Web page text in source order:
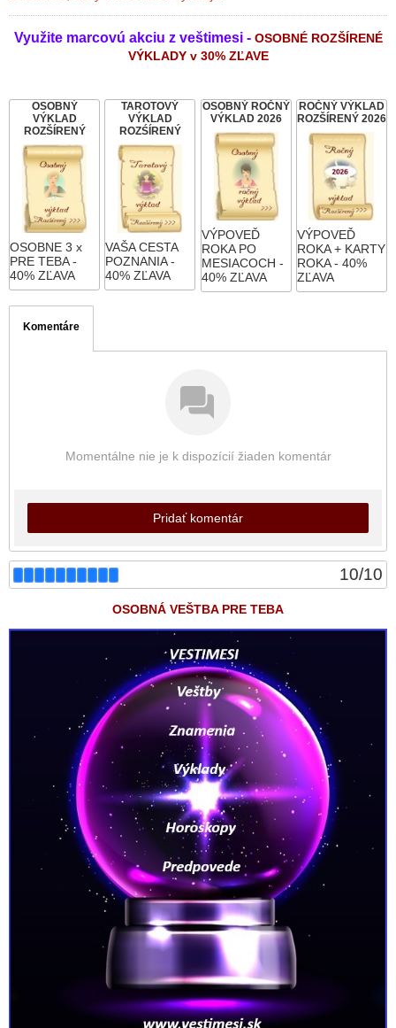
10/10
OSOBNÁ VEŠTBA PRE TEBA
Využite marcovú akciu z veštimesi - OSOBNÉ ROZŠÍRENÉ
VÝKLADY v 30% ZĽAVE
OSOBNÝ
VÝKLAD
ROZŠÍRENÝ
OSOBNE 3 x
PRE TEBA -
40% ZĽAVA
TAROTOVÝ
VÝKLAD
ROZŚÍRENÝ
VAŠA CESTA
POZNANIA -
40% ZĽAVA
OSOBNÝ ROČNÝ
VÝKLAD 2026
VÝPOVEĎ
ROKA PO
MESIACOCH -
40% ZĽAVA
ROČNÝ VÝKLAD
ROZŠÍRENÝ 2026
VÝPOVEĎ
ROKA + KARTY
ROKA - 40%
ZĽAVA
Komentáre
Momentálne nie je k dispozícií žiaden komentár
Pridať komentár